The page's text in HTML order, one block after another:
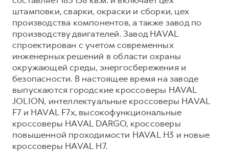
штамповки, сварки, окраски и сборки, цех
производства компонентов, а также завод по
производству двигателей. Завод HAVAL
спроектирован с учетом современных
инженерных решений в области охраны
окружающей среды, энергосбережения и
безопасности. В настоящее время на заводе
выпускаются городские кроссоверы HAVAL
JOLION, интеллектуальные кроссоверы HAVAL
F7 и HAVAL F7x, высокофункциональные
кроссоверы HAVAL DARGO, кроссоверы
повышенной проходимости HAVAL H3 и новые
кроссоверы HAVAL H7.